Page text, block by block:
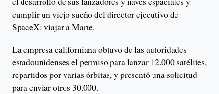
cumplir un viejo sueño del director ejecutivo de
SpaceX: viajar a Marte.
La empresa californiana obtuvo de las autoridades
estadounidenses el permiso para lanzar 12.000 satélites,
repartidos por varias órbitas, y presentó una solicitud
para enviar otros 30.000.